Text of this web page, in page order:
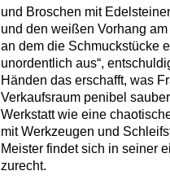
und Broschen mit
und den weißen Vorhang
an dem die Schmuckstücke
unordentlich aus“,
Händen das erschafft, was
Verkaufsraum penibel
Werkstatt wie eine
mit Werkzeugen und
Meister findet sich in seiner
zurecht.